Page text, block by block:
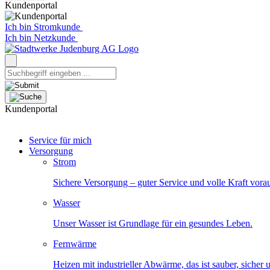
Kundenportal
Ich bin Stromkunde
Ich bin Netzkunde
Kundenportal
Service für mich
Versorgung
Strom
Sichere Versorgung – guter Service und volle Kraft
Wasser
Unser Wasser ist Grundlage für ein gesundes Leben.
Fernwärme
Heizen mit industrieller Abwärme, das ist sauber, sicher